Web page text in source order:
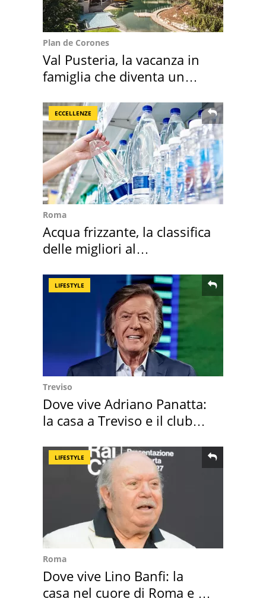
Plan de Corones
Val Pusteria, la vacanza in
famiglia che diventa un
ECCELLENZE
Roma
Acqua frizzante, la classifica
delle migliori al
LIFESTYLE
Treviso
Dove vive Adriano Panatta:
la casa a Treviso e il club
LIFESTYLE
Roma
Dove vive Lino Banfi: la
casa nel cuore di Roma e i